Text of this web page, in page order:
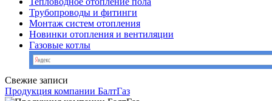
Трубопроводы и фитинги
Монтаж систем отопления
Новинки отопления и вентиляции
Газовые котлы
Свежие записи
Продукция компании БалтГаз